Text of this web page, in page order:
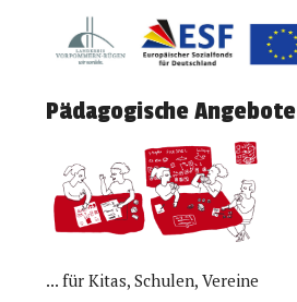
Pädagogische Angebote
... für Kitas, Schulen, Vereine